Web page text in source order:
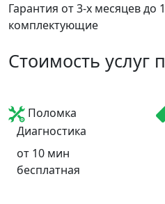
Гарантия от 3-х месяцев до
комплектующие
Стоимость услуг
Поломка
Диагностика
бесплатная
от 10 мин